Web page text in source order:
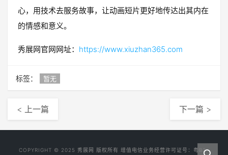
心，用技术去服务故事，让动画短片更好地传达出其内在
的情感和意义。
秀展网官网网址： https://www.xiuzhan365.com
标签： 暂无
< 上一篇 下一篇 >
COPYRIGHT © 2025 秀展网 版权所有 增值电信业务经营许可证号： 粤B2-